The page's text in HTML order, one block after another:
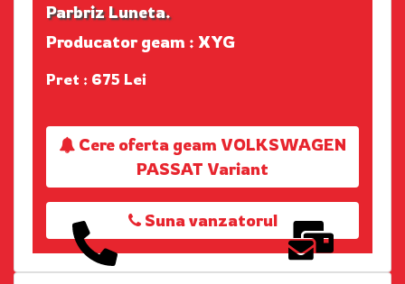
Parbriz Luneta.
Producator geam : XYG
Pret : 675 Lei
Cere oferta geam VOLKSWAGEN
PASSAT Variant
Suna vanzatorul